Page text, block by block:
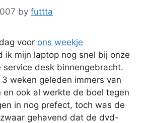
by futtta
voor ons weekje
ik mijn laptop nog snel bij onze
service desk binnengebracht.
weken geleden immers van
en ook al werkte de boel tegen
in nog prefect, toch was de
zwaar gehavend dat de dvd-